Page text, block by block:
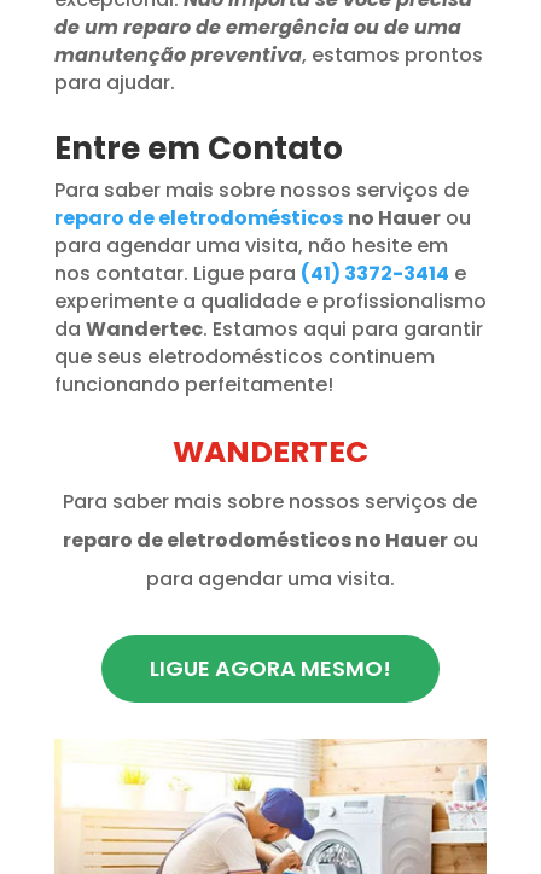
de um reparo de emergência ou de uma
manutenção preventiva, estamos prontos
para ajudar.
Entre em Contato
Para saber mais sobre nossos serviços de
reparo de eletrodomésticos no Hauerou
para agendar uma visita, não hesite em
nos contatar. Ligue para (41) 3372-3414 e
experimente a qualidade e profissionalismo
da Wandertec. Estamos aqui para garantir
que seus eletrodomésticos continuem
funcionando perfeitamente!
WANDERTEC
Para saber mais sobre nossos serviços de
reparo de eletrodomésticos no Hauerou
para agendar uma visita.
LIGUE AGORA MESMO!